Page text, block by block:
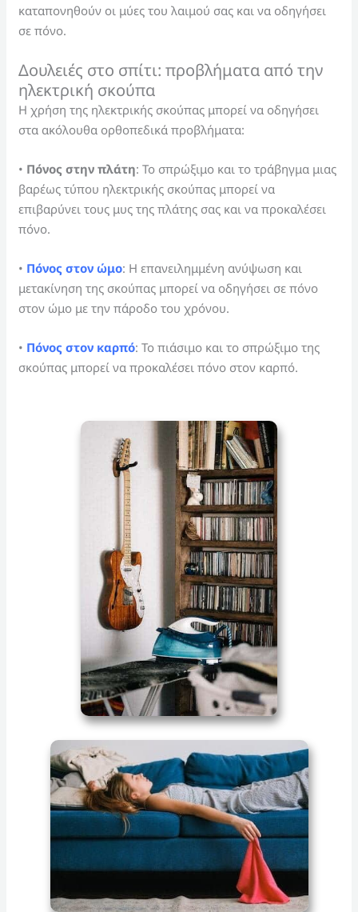
καταπονηθούν οι μύες του λαιμού σας και να οδηγήσει
σε πόνο.
Δουλειές στο σπίτι: προβλήματα από την
ηλεκτρική σκούπα
Η χρήση της ηλεκτρικής σκούπας μπορεί να οδηγήσει
στα ακόλουθα ορθοπεδικά προβλήματα:
• Πόνος στην πλάτη: Το σπρώξιμο και το τράβηγμα μιας
βαρέως τύπου ηλεκτρικής σκούπας μπορεί να
επιβαρύνει τους μυς της πλάτης σας και να προκαλέσει
πόνο.
• Πόνος στον ώμο: Η επανειλημμένη ανύψωση και
μετακίνηση της σκούπας μπορεί να οδηγήσει σε πόνο
στον ώμο με την πάροδο του χρόνου.
• Πόνος στον καρπό: Το πιάσιμο και το σπρώξιμο της
σκούπας μπορεί να προκαλέσει πόνο στον καρπό.